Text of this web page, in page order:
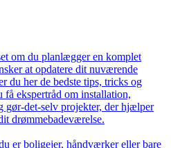
om du planlægger en komplet
at opdatere dit nuværende
du her de bedste tips, tricks og
få ekspertråd om installation,
gør-det-selv projekter, der hjælper
drømmebadeværelse.
er boligejer, håndværker eller bare